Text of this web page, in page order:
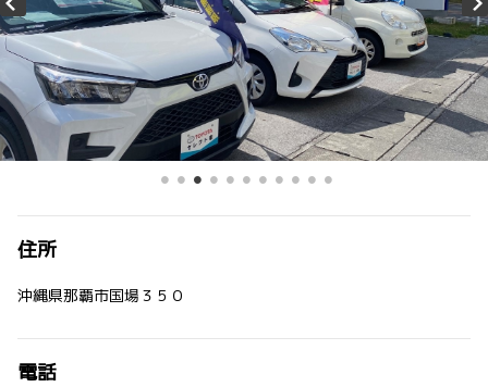
住所
沖縄県那覇市国場３５０
電話